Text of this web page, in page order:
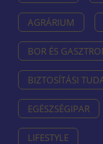
AGRÁRIUM
BOR ÉS
BIZTOSÍTÁSI
EGÉSZSÉGIPAR
LIFESTYLE